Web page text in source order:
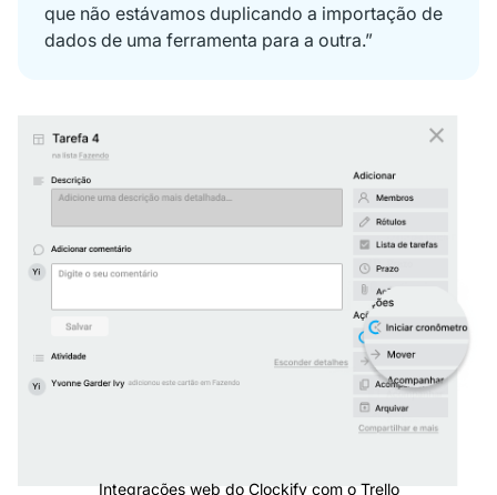
que não estávamos duplicando a importação de
dados de uma ferramenta para a outra.”
Integrações web do Clockify com o Trello